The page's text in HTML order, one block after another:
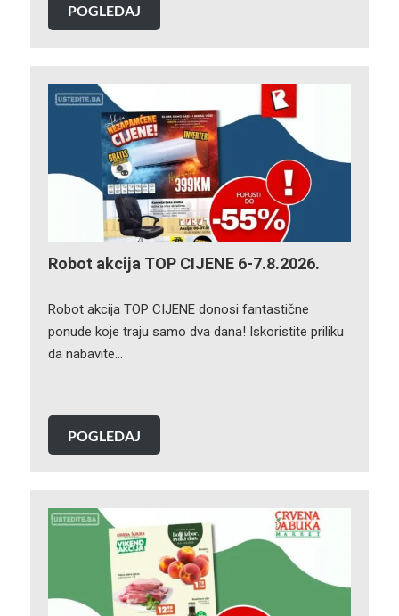
POGLEDAJ
Robot akcija TOP CIJENE 6-7.8.2026.
Robot akcija TOP CIJENE donosi fantastične
ponude koje traju samo dva dana! Iskoristite priliku
da nabavite…
POGLEDAJ